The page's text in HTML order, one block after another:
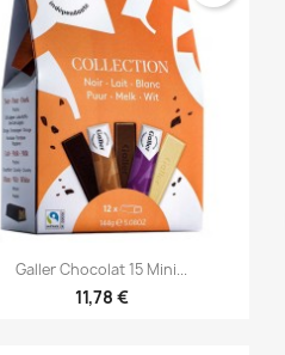
Vista rápida
Galler Chocolat 15 Mini...
11,78 €